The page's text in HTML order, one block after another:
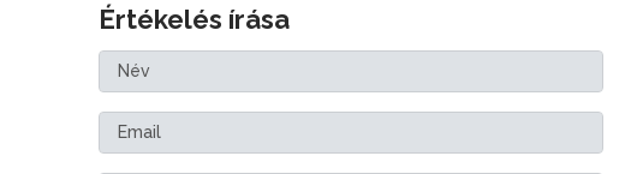
Értékelés írása